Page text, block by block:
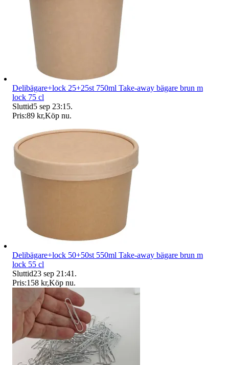
Delibägare+lock 25+25st 750ml Take-away bägare brun m
lock 75 cl
Sluttid5 sep 23:15.
Pris:89 kr,Köp nu.
Delibägare+lock 50+50st 550ml Take-away bägare brun m
lock 55 cl
Sluttid23 sep 21:41 .
Pris:158 kr,Köp nu.